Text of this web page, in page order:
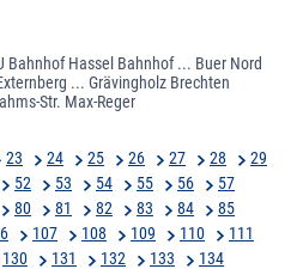
Bahnhof Hassel Bahnhof ... Buer Nord
... Grävingholz Brechten
Str. Max-Reger
23 24 25 26 27 28
29
52 53 54 55 56
57
80 81 82 83 84
85
107 108 109 110
111
130 131 132 133
134